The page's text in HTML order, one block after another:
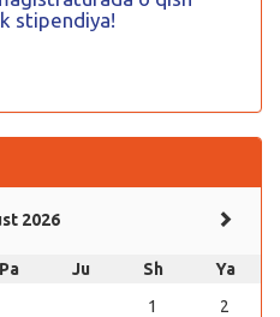
stipendiya!
2026
Pa Ju Sh
Ya
1
2